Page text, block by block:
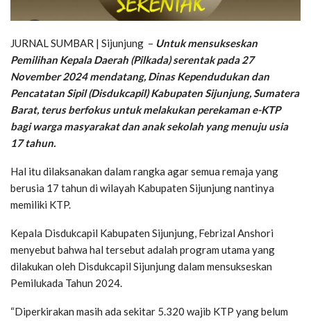
JURNAL SUMBAR | Sijunjung – Untuk mensukseskan
Pemilihan Kepala Daerah (Pilkada) serentak pada 27
November 2024 mendatang, Dinas Kependudukan dan
Pencatatan Sipil (Disdukcapil) Kabupaten Sijunjung, Sumatera
Barat, terus berfokus untuk melakukan perekaman e-KTP
bagi warga masyarakat dan anak sekolah yang menuju usia
17 tahun.
Hal itu dilaksanakan dalam rangka agar semua remaja yang
berusia 17 tahun di wilayah Kabupaten Sijunjung nantinya
memiliki KTP.
Kepala Disdukcapil Kabupaten Sijunjung, Febrizal Anshori
menyebut bahwa hal tersebut adalah program utama yang
dilakukan oleh Disdukcapil Sijunjung dalam mensukseskan
Pemilukada Tahun 2024.
“Diperkirakan masih ada sekitar 5.320 wajib KTP yang belum